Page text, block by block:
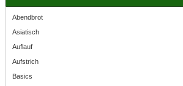
Abendbrot
Asiatisch
Auflauf
Aufstrich
Basics